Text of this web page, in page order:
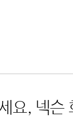
요, 넥슨